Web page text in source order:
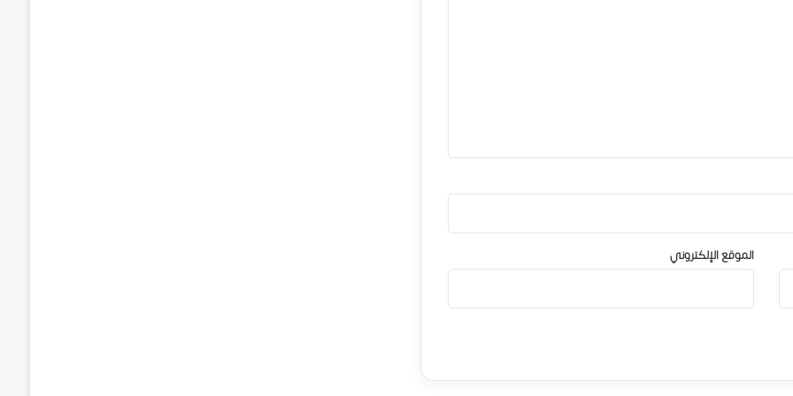
الموقع الإلكتروني